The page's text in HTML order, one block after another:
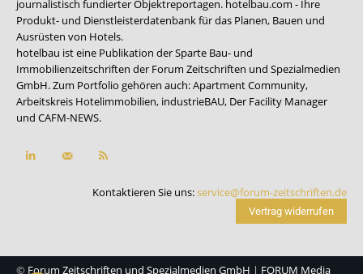
journalistisch fundierter Objektreportagen. hotelbau.com - Ihre
Produkt- und Dienstleisterdatenbank für das Planen, Bauen und
Ausrüsten von Hotels.
hotelbau ist eine Publikation der Sparte Bau- und
Immobilienzeitschriften der Forum Zeitschriften und Spezialmedien
GmbH. Zum Portfolio gehören auch:Apartment Community,
Arbeitskreis Hotelimmobilien, industrieBAU, Der Facility Manager
und CAFM-NEWS.
Kontaktieren Sie uns:service@forum-zeitschriften.de
Vertrag widerrufen
© Forum Zeitschriften und Spezialmedien GmbH | FORUM Media